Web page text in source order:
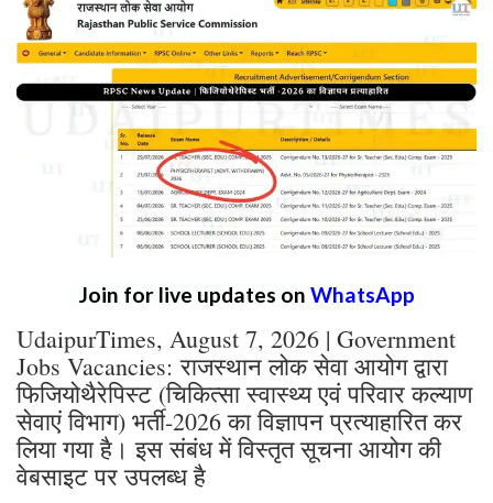
Join for live updates on WhatsApp
UdaipurTimes, August 7, 2026 | Government
Jobs Vacancies: राजस्थान लोक सेवा आयोग द्वारा
फिजियोथैरेपिस्ट (चिकित्सा स्वास्थ्य एवं परिवार कल्याण
सेवाएं विभाग) भर्ती-2026 का विज्ञापन प्रत्याहारित कर
लिया गया है। इस संबंध में विस्तृत सूचना आयोग की
वेबसाइट पर उपलब्ध है